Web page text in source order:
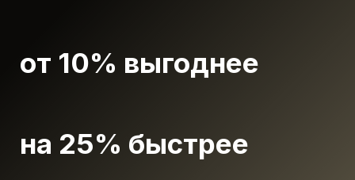
от 10% выгоднее
на 25% быстрее